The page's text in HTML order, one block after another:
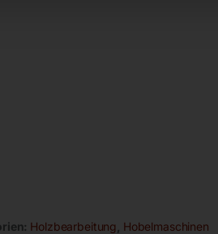
Holzbearbeitung Hobelmaschinen